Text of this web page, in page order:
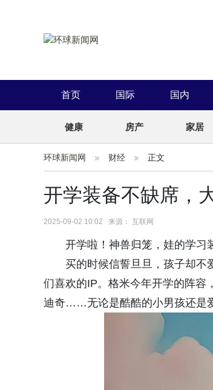
首页 国际 国内
健康 房产 家居
环球新闻网 财经 正文
开学装备不缺席，
2025-09-02 10:02 来源： 互联网
开学啦！神兽归笼，娃的学习
买的时候信誓旦旦，孩子却不
们喜欢的IP。格米今年开学的阵容
迪奇……无论是酷酷的小男孩还是